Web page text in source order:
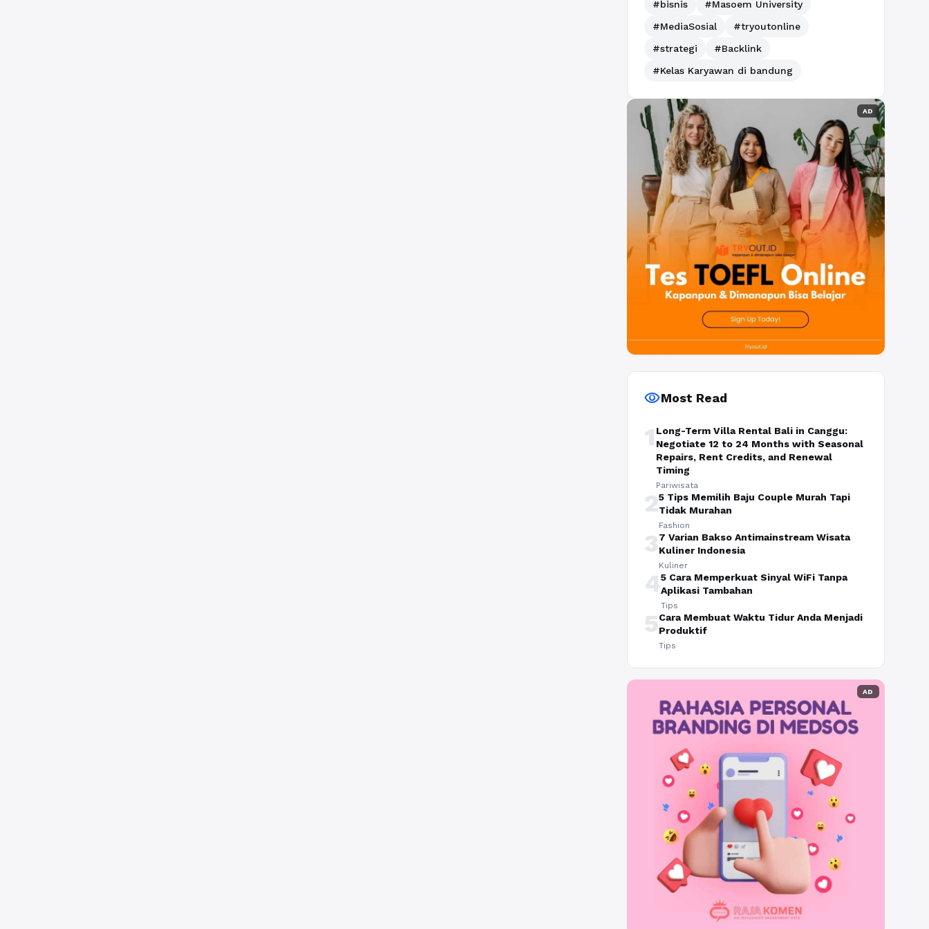
#bisnis
#Masoem University
#MediaSosial
#tryoutonline
#strategi
#Backlink
#Kelas Karyawan di bandung
AD
visibilityMost Read
1 Long-Term Villa Rental Bali in Canggu:
Negotiate 12 to 24 Months with Seasonal
Repairs, Rent Credits, and Renewal
Timing
Pariwisata
25 Tips Memilih Baju Couple Murah Tapi
Tidak Murahan
Fashion
37 Varian Bakso Antimainstream Wisata
Kuliner Indonesia
Kuliner
45 Cara Memperkuat Sinyal WiFi Tanpa
Aplikasi Tambahan
Tips
5Cara Membuat Waktu Tidur Anda Menjadi
Produktif
Tips
AD